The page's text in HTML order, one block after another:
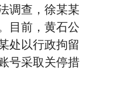
查，徐某某
目前，黄石公
处以行政拘留
号采取关停措